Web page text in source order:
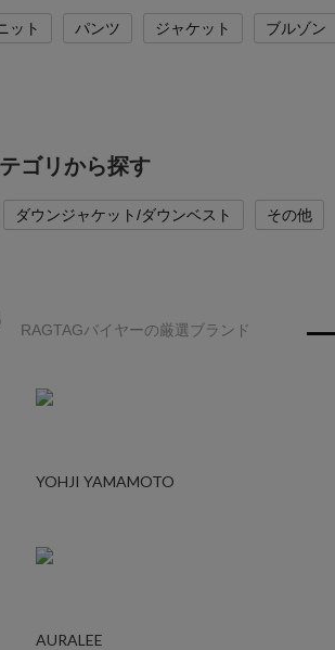
ット パンツ ジャケット ブルゾン
ゴリから探す
ダウンジャケット/ダウンベスト その他
RAGTAGバイヤーの厳選ブランド
YOHJI YAMAMOTO
AURALEE